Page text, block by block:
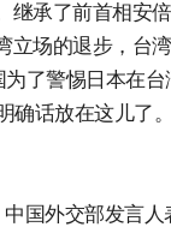
承了前首相安
场的退步，台
了警惕日本在台
确话放在这儿了
国外交部发言人